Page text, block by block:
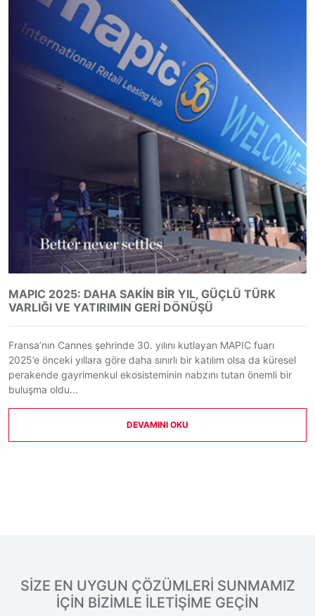
MAPIC 2025: DAHA SAKIN BIR YIL, GÜÇLÜ TÜRK
VARLIĞI VE YATIRIMIN GERI DÖNÜŞÜ
Fransa’nın Cannes şehrinde 30. yılını kutlayan MAPIC fuarı
2025’e önceki yıllara göre daha sınırlı bir katılım olsa da küresel
perakende gayrimenkul ekosisteminin nabzını tutan önemli bir
buluşma oldu...
DEVAMINI OKU
SİZE EN UYGUN ÇÖZÜMLERİ SUNMAMIZ
İÇİN BİZİMLE İLETİŞİME GEÇİN